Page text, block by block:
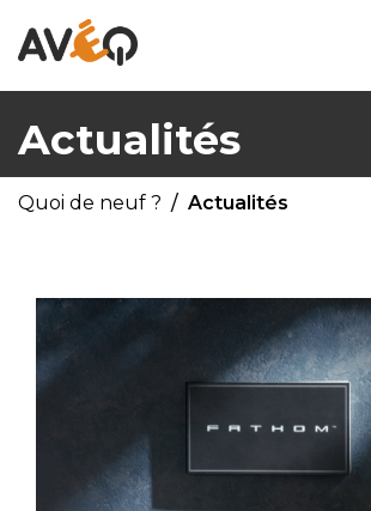
Actualités
Quoi de neuf ? Actualités